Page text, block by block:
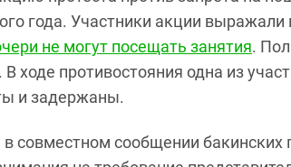
года. Участники акции
не могут посещать занятия.
ходе противостояния одна из
и задержаны.
в совместном сообщении